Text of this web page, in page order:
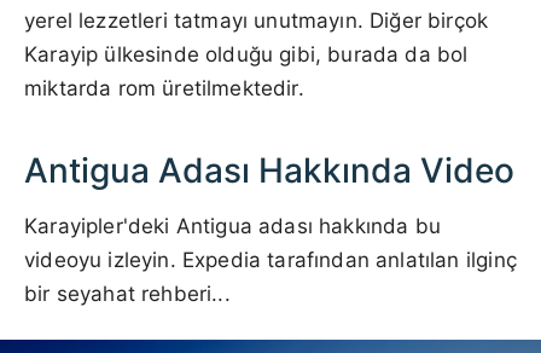
yerel lezzetleri tatmayı unutmayın. Diğer birçok
Karayip ülkesinde olduğu gibi, burada da bol
miktarda rom üretilmektedir.
Antigua Adası Hakkında Video
Karayipler'deki Antigua adası hakkında bu
videoyu izleyin. Expedia tarafından anlatılan ilginç
bir seyahat rehberi...